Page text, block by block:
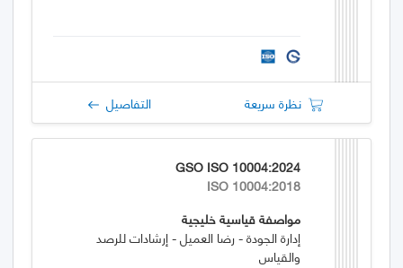
نظرة سريعة التفاصيل
GSO ISO 10004:2024
ISO 10004:2018
مواصفة قياسية خليجية
إدارة الجودة - رضا العميل - إرشادات للرصد
والقياس